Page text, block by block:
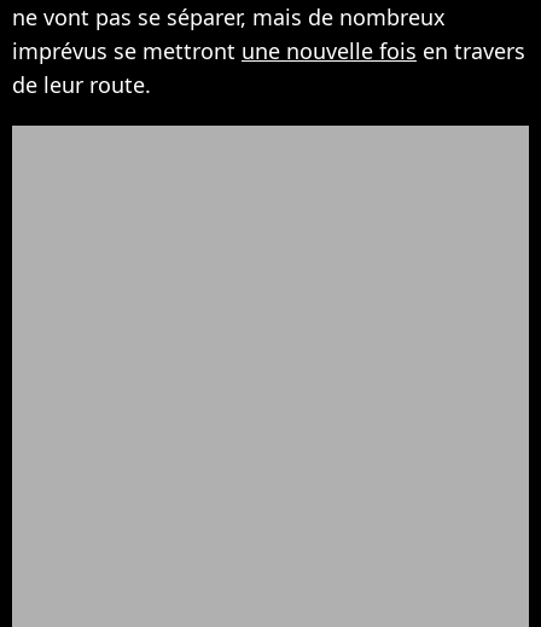
ne vont pas se séparer, mais de nombreux
imprévus se mettront une nouvelle fois en travers
de leur route.